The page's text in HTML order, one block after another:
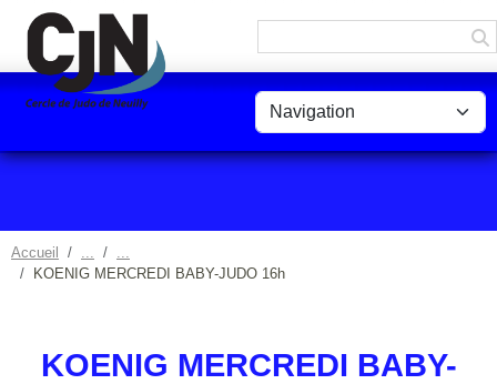
Accueil
KOENIG MERCREDI BABY-JUDO 16h
KOENIG MERCREDI BABY-
Panneau de gestion des cookies